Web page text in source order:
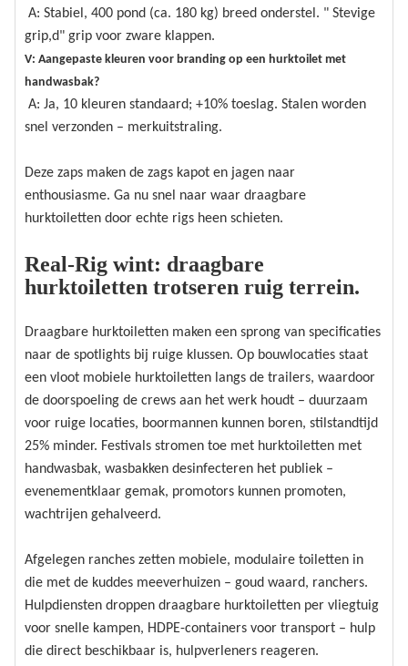
A: Stabiel, 400 pond (ca. 180 kg) breed onderstel. " Stevige
grip,d" grip voor zware klappen.
V: Aangepaste kleuren voor branding op een hurktoilet met
handwasbak?
A: Ja, 10 kleuren standaard; +10% toeslag. Stalen worden
snel verzonden – merkuitstraling.
Deze zaps maken de zags kapot en jagen naar
enthousiasme. Ga nu snel naar waar draagbare
hurktoiletten door echte rigs heen schieten.
Real-Rig wint: draagbare
hurktoiletten trotseren ruig terrein.
Draagbare hurktoiletten maken een sprong van specificaties
naar de spotlights bij ruige klussen. Op bouwlocaties staat
een vloot mobiele hurktoiletten langs de trailers, waardoor
de doorspoeling de crews aan het werk houdt – duurzaam
voor ruige locaties, boormannen kunnen boren, stilstandtijd
25% minder. Festivals stromen toe met hurktoiletten met
handwasbak, wasbakken desinfecteren het publiek –
evenementklaar gemak, promotors kunnen promoten,
wachtrijen gehalveerd.
Afgelegen ranches zetten mobiele, modulaire toiletten in
die met de kuddes meeverhuizen – goud waard, ranchers.
Hulpdiensten droppen draagbare hurktoiletten per vliegtuig
voor snelle kampen, HDPE-containers voor transport – hulp
die direct beschikbaar is, hulpverleners reageren.